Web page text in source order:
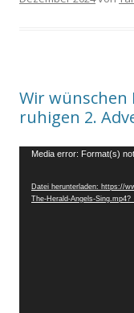
Wir wünschen
ruhigen 2.
Video-
Media error: Format(s)
Datei herunterladen: https://
The-Herald-Angels-